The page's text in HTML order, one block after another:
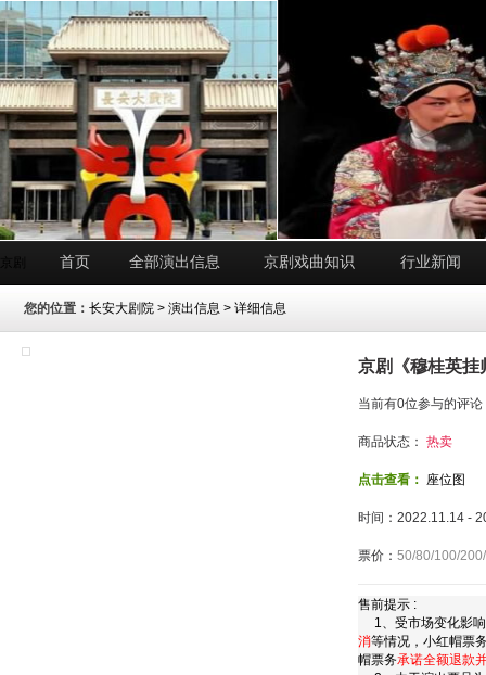
首页 全部演出信息 京剧戏曲知识 行业新闻
您的位置： 长安大剧院 > 演出信息 > 详细信息
京剧《穆桂英挂
当前有0位参与的评论
商品状态： 热卖
点击查看： 座位图
时间：2022.11.14 -
票价： 50/80/100/
售前提示 :
1、受市场变化影响
消等情况，小红帽票
帽票务承诺全额退款